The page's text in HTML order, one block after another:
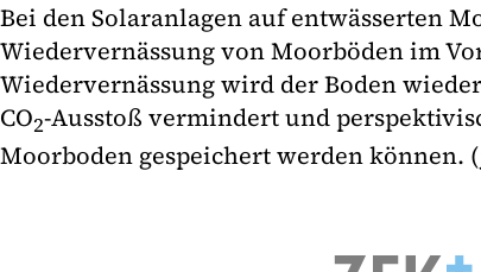
Bei den Solaranlagen auf entwässerten
Wiedervernässung von Moorböden im
Wiedervernässung wird der Boden
CO2-Ausstoß vermindert und
Moorboden gespeichert werden können.